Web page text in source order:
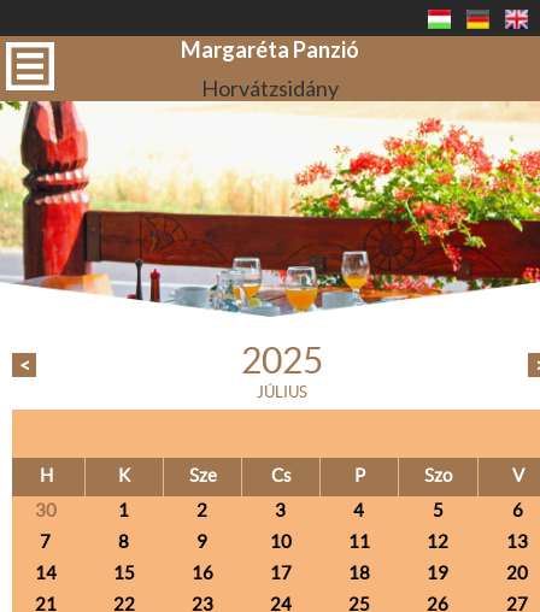
Margaréta Panzió
Horvátzsidány
< 2025
JÚLIUS
H K Sze Cs P Szo
V
30
1 2 3 4 5
6
7
8 9 10 11 12
13
14
15 16 17 18 19
20
21
22 23 24 25 26
27